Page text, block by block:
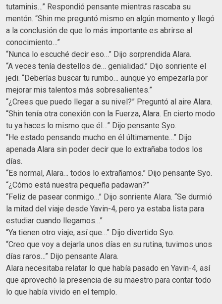
tutaminis…” Respondió pensante mientras rascaba su
mentón. “Shin me preguntó mismo en algún momento y llegó
a la conclusión de que lo más importante es abrirse al
conocimiento…”
“Nunca lo escuché decir eso…” Dijo sorprendida Alara.
“A veces tenía destellos de… genialidad.” Dijo sonriente el
jedi. “Deberías buscar tu rumbo… aunque yo empezaría por
mejorar mis talentos más sobresalientes.”
“¿Crees que puedo llegar a su nivel?” Preguntó al aire Alara.
“Shin tenía otra conexión con la Fuerza, Alara. En cierto modo
tu ya haces lo mismo que él…” Dijo pensante Syo.
“He estado pensando mucho en él últimamente…” Dijo
apenada Alara sin poder decir que lo extrañaba todos los
días.
“Es normal, Alara… todos lo extrañamos.” Dijo pensante Syo.
“¿Cómo está nuestra pequeña padawan?”
“Feliz de pasear conmigo…” Dijo sonriente Alara. “Se durmió
la mitad del viaje desde Yavin-4, pero ya estaba lista para
estudiar cuando llegamos…”
“Ya tienen otro viaje, así que…” Dijo divertido Syo.
“Creo que voy a dejarla unos días en su rutina, tuvimos unos
días raros…” Dijo pensante Alara.
Alara necesitaba relatar lo que había pasado en Yavin-4, así
que aprovechó la presencia de su maestro para contar todo
lo que había vivido en el templo.